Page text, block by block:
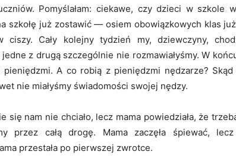
Pomyślałam: ciekawe, czy dzieci w szkole
szkołę już zostawić — osiem obowiązkowych klas
ciszy. Cały kolejny tydzień my, dziewczyny,
z drugą szczególnie nie rozmawiałyśmy. W
pieniędzmi. A co robią z pieniędzmi nędzarze?
nie miałyśmy świadomości swojej nędzy.
się nam nie chciało, lecz mama powiedziała, że
przez całą drogę. Mama zaczęła śpiewać,
przestała po pierwszej zwrotce.